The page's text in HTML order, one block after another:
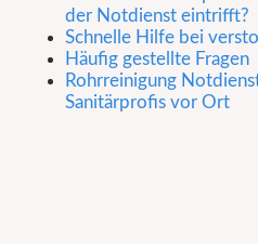
der Notdienst eintrifft?
Schnelle Hilfe bei
Häufig gestellte Fragen
Rohrreinigung
Sanitärprofis vor Ort